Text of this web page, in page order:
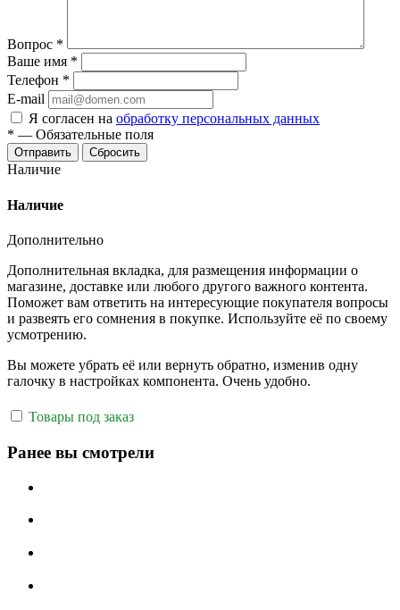
Вопрос *
Ваше имя *
Телефон *
E-mail
Я согласен на обработку персональных данных
* — Обязательные поля
Отправить Сбросить
Наличие
Наличие
Дополнительно
Дополнительная вкладка, для размещения информации о
магазине, доставке или любого другого важного контента.
Поможет вам ответить на интересующие покупателя вопросы
и развеять его сомнения в покупке. Используйте её по своему
усмотрению.
Вы можете убрать её или вернуть обратно, изменив одну
галочку в настройках компонента. Очень удобно.
Товары под заказ
Ранее вы смотрели